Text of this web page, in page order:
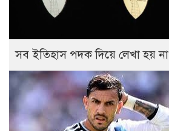
সব ইতিহাস পদক দিয়ে লেখা হয় না